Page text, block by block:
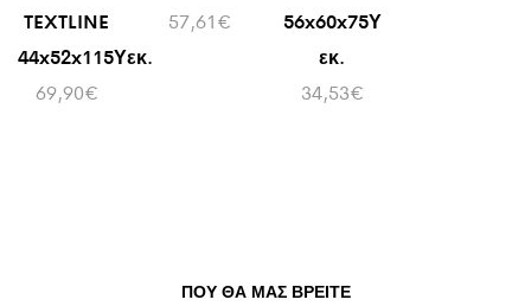
TEXTLINE
44x52x115Υεκ.
69,90€
57,61€
56x60x75Υ
εκ.
34,53€
ΠΟΥ ΘΑ ΜΑΣ ΒΡΕΊΤΕ